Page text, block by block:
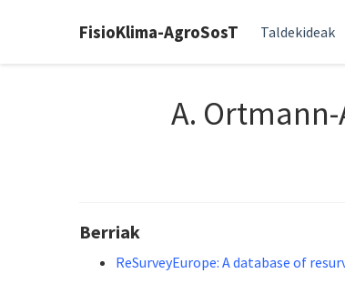
FisioKlima-AgroSosT Taldekideak
A.
Berriak
ReSurveyEurope: A database of